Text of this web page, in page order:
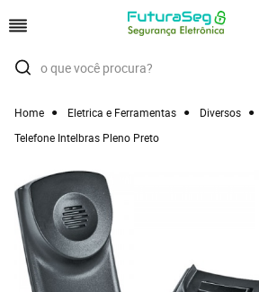
Home Eletrica e Ferramentas
Diversos
Telefone Intelbras Pleno Preto